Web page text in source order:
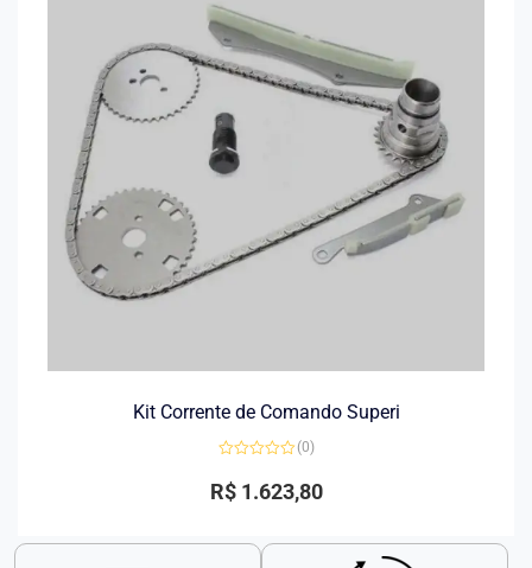
Kit Corrente de Comando Superi
0
de
(0)
R$1.623,80